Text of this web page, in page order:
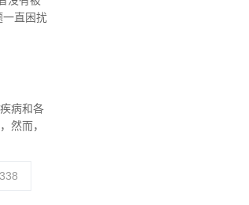
一直困扰
以诊断
病和各
然而，
338